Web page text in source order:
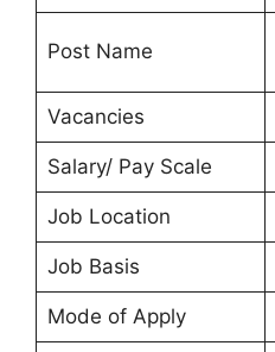
Post Name
Vacancies
Salary/ Pay Scale
Job Location
Job Basis
Mode of Apply